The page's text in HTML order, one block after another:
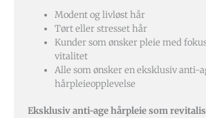
Modent og livløst hår
Tørt eller stresset hår
Kunder som ønsker pleie med
vitalitet
Alle som ønsker en eksklusiv anti-
hårpleieopplevelse
Eksklusiv anti-age hårpleie som